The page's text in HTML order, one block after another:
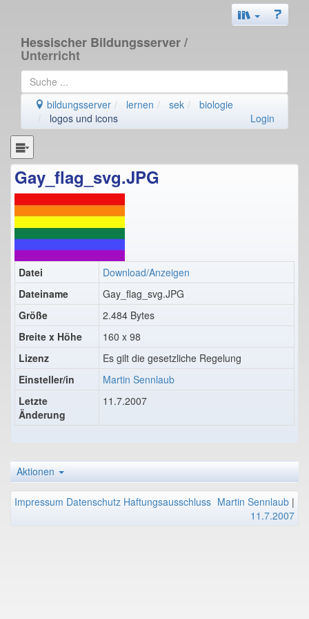
Hessischer Bildungsserver/
Unterricht
bildungsserver lernen sek
biologie
logos und icons
Login
Gay_flag_svg.JPG
Datei
Download/Anzeigen
Dateiname
Gay_flag_svg.JPG
Größe
2.484 Bytes
Breite x Höhe
160 x 98
Lizenz
Es gilt die gesetzliche Regelung
Einsteller/in
Martin Sennlaub
Letzte
Änderung
11.7.2007
Aktionen
Impressum Datenschutz Haftungsausschluss Martin Sennlaub |
11.7.2007